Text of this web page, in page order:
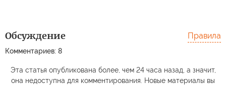
Обсуждение
Комментариев: 8
Правила
Эта статья опубликована более, чем 24 часа назад, а значит,
она недоступна для комментирования. Новые материалы вы